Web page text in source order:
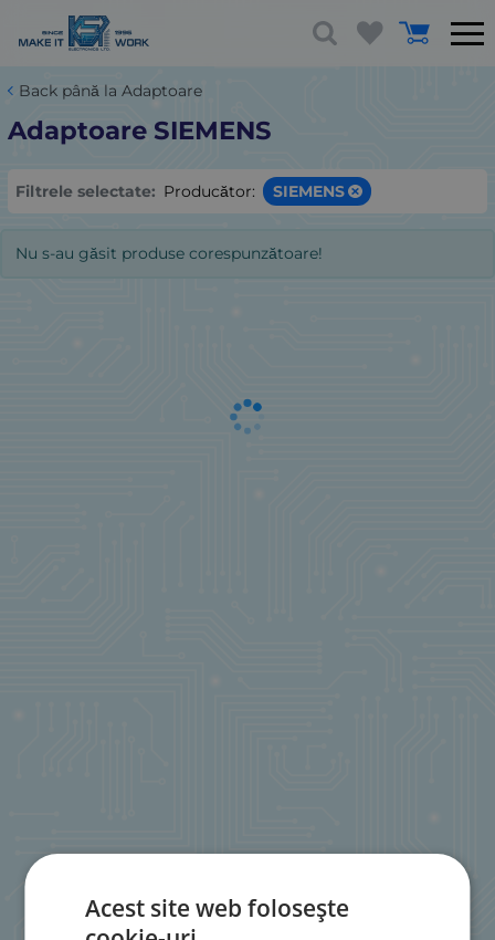
Back până la Adaptoare
Adaptoare SIEMENS
Filtrele selectate: Producător: SIEMENS
Nu s-au găsit produse corespunzătoare!
Acest site web folosește